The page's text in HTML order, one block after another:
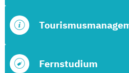
Fernstudium